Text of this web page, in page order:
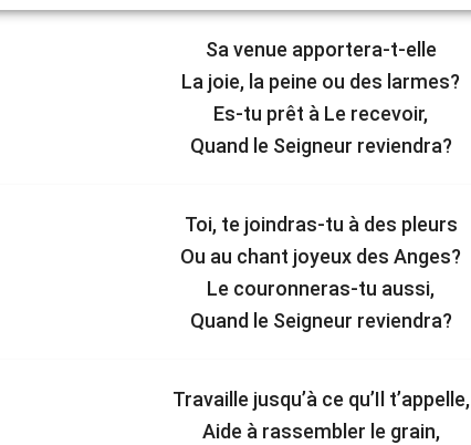
Sa venue apportera-t-elle
La joie, la peine ou des larmes?
Es-tu prêt à Le recevoir,
Quand le Seigneur reviendra?
Toi, te joindras-tu à des pleurs
Ou au chant joyeux des Anges?
Le couronneras-tu aussi,
Quand le Seigneur reviendra?
Travaille jusqu’à ce qu’Il t’appelle,
Aide à rassembler le grain,